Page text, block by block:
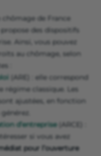
chômage de France
propose des dispositifs
Ainsi, vous pouvez
au chômage, selon
:
(ARE) : elle correspond
régime classique. Les
ajustées, en fonction
d’entreprise(ARCE) :
si vous avez
pour l’ouverture